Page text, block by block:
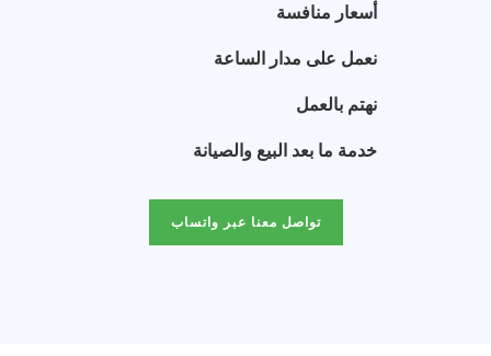
أسعار منافسة
نعمل على مدار الساعة
نهتم بالعمل
خدمة ما بعد البيع والصيانة
تواصل معنا عبر واتساب